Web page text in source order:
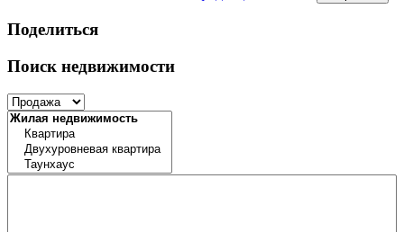
Поделиться
Поиск недвижимости